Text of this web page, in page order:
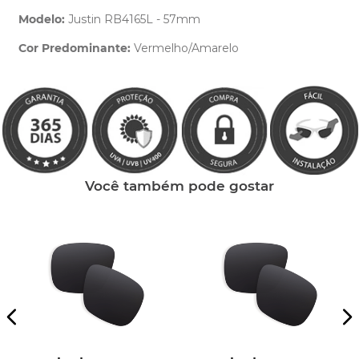
Modelo: Justin RB4165L - 57mm
Cor Predominante: Vermelho/Amarelo
Você também pode gostar